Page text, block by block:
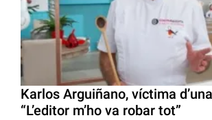
Karlos Arguiñano, víctima
“L’editor m’ho va robar tot”